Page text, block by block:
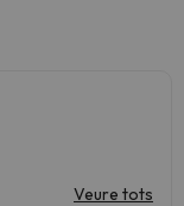
Veure tots